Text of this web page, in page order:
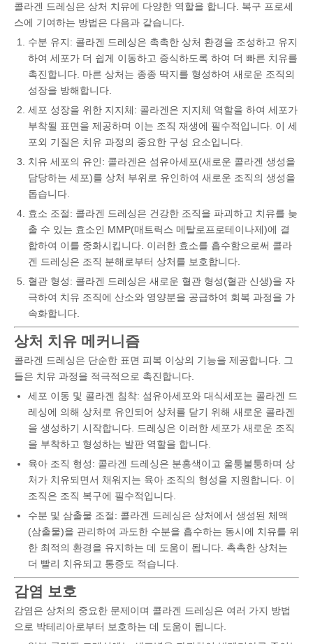
콜라겐 드레싱은 상처 치유에 다양한 역할을 합니다. 복구 프로세
스에 기여하는 방법은 다음과 같습니다.
수분 유지: 콜라겐 드레싱은 촉촉한 상처 환경을 조성하고 유지
하여 세포가 더 쉽게 이동하고 증식하도록 하여 더 빠른 치유를
촉진합니다. 마른 상처는 종종 딱지를 형성하여 새로운 조직의
성장을 방해합니다.
세포 성장을 위한 지지체: 콜라겐은 지지체 역할을 하여 세포가
부착될 표면을 제공하며 이는 조직 재생에 필수적입니다. 이 세
포외 기질은 치유 과정의 중요한 구성 요소입니다.
치유 세포의 유인: 콜라겐은 섬유아세포(새로운 콜라겐 생성을
담당하는 세포)를 상처 부위로 유인하여 새로운 조직의 생성을
돕습니다.
효소 조절: 콜라겐 드레싱은 건강한 조직을 파괴하고 치유를 늦
출 수 있는 효소인 MMP(매트릭스 메탈로프로테이나제)에 결
합하여 이를 중화시킵니다. 이러한 효소를 흡수함으로써 콜라
겐 드레싱은 조직 분해로부터 상처를 보호합니다.
혈관 형성: 콜라겐 드레싱은 새로운 혈관 형성(혈관 신생)을 자
극하여 치유 조직에 산소와 영양분을 공급하여 회복 과정을 가
속화합니다.
상처 치유 메커니즘
콜라겐 드레싱은 단순한 표면 피복 이상의 기능을 제공합니다. 그
들은 치유 과정을 적극적으로 촉진합니다.
세포 이동 및 콜라겐 침착: 섬유아세포와 대식세포는 콜라겐 드
레싱에 의해 상처로 유인되어 상처를 닫기 위해 새로운 콜라겐
을 생성하기 시작합니다. 드레싱은 이러한 세포가 새로운 조직
을 부착하고 형성하는 발판 역할을 합니다.
육아 조직 형성: 콜라겐 드레싱은 분홍색이고 울퉁불퉁하며 상
처가 치유되면서 채워지는 육아 조직의 형성을 지원합니다. 이
조직은 조직 복구에 필수적입니다.
수분 및 삼출물 조절: 콜라겐 드레싱은 상처에서 생성된 체액
(삼출물)을 관리하여 과도한 수분을 흡수하는 동시에 치유를 위
한 최적의 환경을 유지하는 데 도움이 됩니다. 촉촉한 상처는
더 빨리 치유되고 통증도 적습니다.
감염 보호
감염은 상처의 중요한 문제이며 콜라겐 드레싱은 여러 가지 방법
으로 박테리아로부터 보호하는 데 도움이 됩니다.